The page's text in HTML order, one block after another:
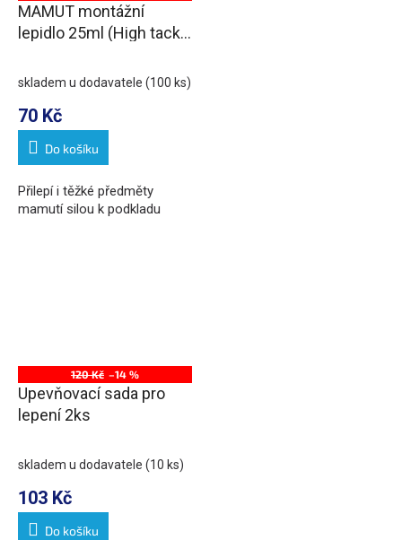
MAMUT montážní
lepidlo 25ml (High tack -
skladem u dodavatele (100 ks)
70 Kč
Do košíku
Přilepí i těžké předměty
mamutí silou k podkladu
120 Kč –14 %
Upevňovací sada pro
lepení 2ks
skladem u dodavatele (10 ks)
103 Kč
Do košíku